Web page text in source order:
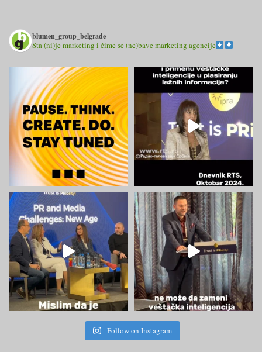
blumen_group_belgrade
Šta (ni)je marketing i čime se (ne)bave marketing agencije
Follow on Instagram